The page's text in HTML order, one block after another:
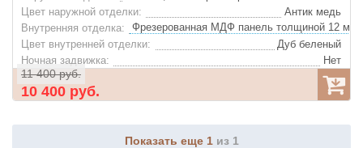
Цвет наружной отделки:
Антик медь
Внутренняя отделка:
Цвет внутренней отделки:
Дуб беленый
Ночная задвижка:
Нет
Глазок:
Нет
11 400 руб.
10 400 руб.
Показать еще 1 из 1